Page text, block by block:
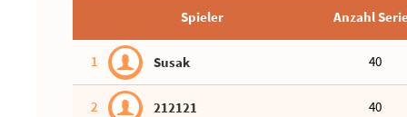
Spieler Anzahl
1 Susak 40
2 212121 40